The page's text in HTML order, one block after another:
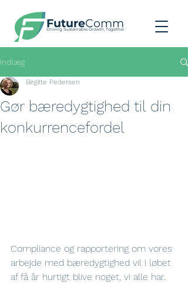
FutureComm
Driving Sustainable Growth, Together
Indlæg
Gør bæredygtighed til din
konkurrencefordel
Birgitte Pedersen
Compliance og rapportering om vores
arbejde med bæredygtighed vil i løbet
af få år hurtigt blive noget, vi alle har.